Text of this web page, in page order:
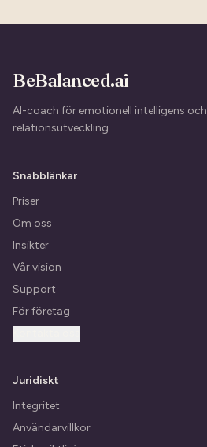
BeBalanced.ai
AI-coach för emotionell intelligens och
relationsutveckling.
Snabblänkar
Priser
Om oss
Insikter
Vår vision
Support
För företag
Juridiskt
Integritet
Användarvillkor